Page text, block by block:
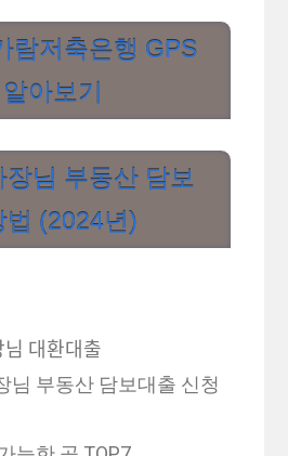
람저축은행 GPS
아보기
님 부동산 담보
법 (2024년)
대환대출
님 부동산 담보대출 신청